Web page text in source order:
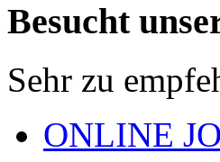
Besucht
Sehr zu
ONLINE